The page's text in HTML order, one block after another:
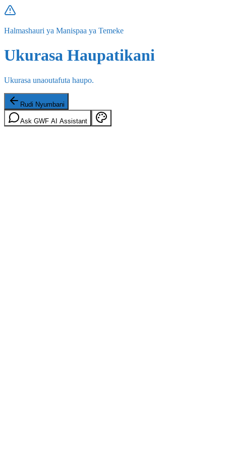
Halmashauri ya Manispaa ya Temeke
Ukurasa Haupatikani
Ukurasa unaoutafuta haupo.
Rudi Nyumbani
Ask GWF AI Assistant